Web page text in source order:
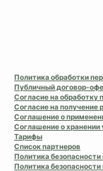
Политика обработки
Публичный договор-
Согласие на обработку
Согласие на получение
Соглашение о
Соглашение о
Тарифы
Список партнеров
Политика
Политика